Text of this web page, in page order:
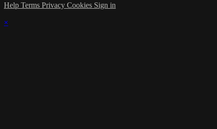
Help Terms Privacy Cookies Sign in
×